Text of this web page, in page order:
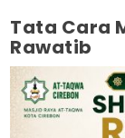
Tata Cara
Rawatib